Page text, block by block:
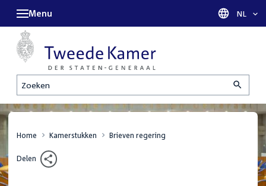
Zoeken
Menu Taal
NL
Home Kamerstukken Brieven regering
Delen